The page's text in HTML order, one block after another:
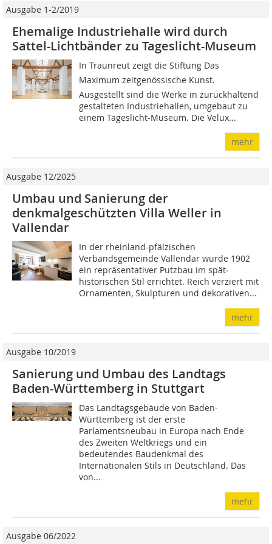
Ausgabe 1-2/2019
Ehemalige Industriehalle wird durch
Sattel-Lichtbänder zu Tageslicht-Museum
In Traunreut zeigt die Stiftung Das
Maximum zeitgenössische Kunst.
Ausgestellt sind die Werke in zurückhaltend
gestalteten Industriehallen, umgebaut zu
einem Tageslicht-Museum. Die Velux...
mehr
Ausgabe 12/2025
Umbau und Sanierung der
denkmalgeschützten Villa Weller in
Vallendar
In der rheinland-pfälzischen
Verbandsgemeinde ­Valle­ndar wurde 1902
ein repräsentativer Putzbau im spät­
historischen Stil errichtet. Reich verziert mit
­Ornamenten, Skulpturen und dekorativen...
mehr
Ausgabe 10/2019
Sanierung und Umbau des Landtags
Baden-Württemberg in Stuttgart
Das Landtagsgebäude von Baden-
Württemberg ist der erste
Parlamentsneubau in Europa nach Ende
des Zweiten Weltkriegs und ein
bedeutendes Baudenkmal des
Internationalen Stils in Deutschland. Das
von...
mehr
Ausgabe 06/2022